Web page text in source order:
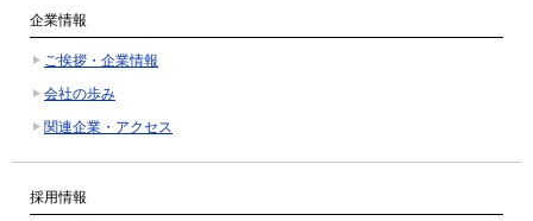
企業情報
ご挨拶・企業情報
会社の歩み
関連企業・アクセス
採用情報